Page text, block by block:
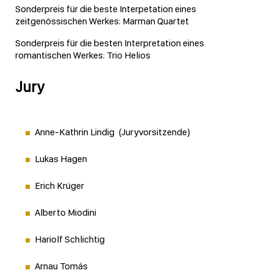
Sonderpreis für die beste Interpetation eines
zeitgenössischen Werkes: Marman Quartet
Sonderpreis für die besten Interpretation eines
romantischen Werkes: Trio Helios
Jury
Anne-Kathrin Lindig (Juryvorsitzende)
Lukas Hagen
Erich Krüger
Alberto Miodini
Hariolf Schlichtig
Arnau Tomás